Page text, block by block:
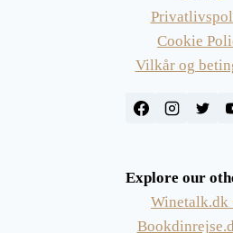
Cookie
Vilkår og
Explore our